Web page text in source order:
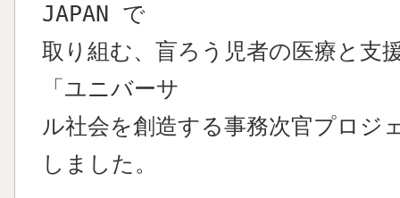
JAPAN で
取り組む、盲ろう児者の医療と支
「ユニバーサ
ル社会を創造する事務次官プロジ
しました。